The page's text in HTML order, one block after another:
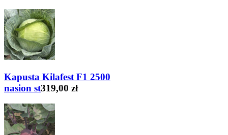
Kapusta Kilafest F1 2500
nasion st319,00 zł